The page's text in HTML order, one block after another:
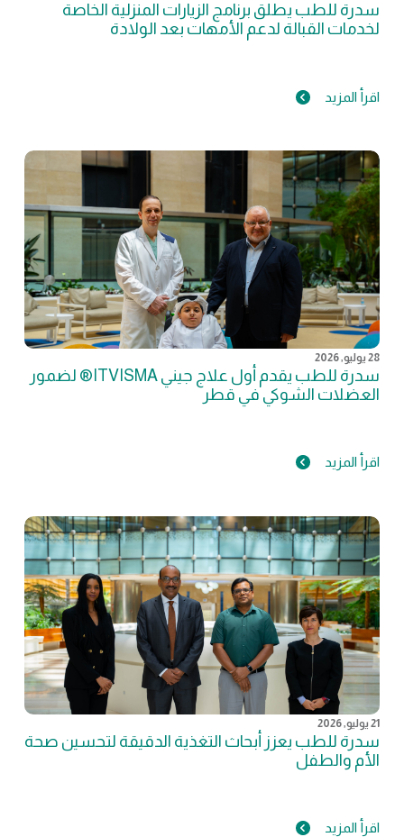
سدرة للطب يطلق برنامج الزيارات المنزلية الخاصة
لخدمات القبالة لدعم الأمهات بعد الولادة
اقرأ المزيد
28 يوليو, 2026
سدرة للطب يقدم أول علاج جيني ITVISMA® لضمور
العضلات الشوكي في قطر
اقرأ المزيد
21 يوليو, 2026
سدرة للطب يعزز أبحاث التغذية الدقيقة لتحسين صحة
الأم والطفل
اقرأ المزيد